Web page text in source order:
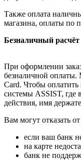
Также оплата
магазина, оплаты по
Безналичный расчёт
При оформлении
безналичной
Card. Чтобы оплатить
системы ASSIST, где
действия, имя
Вам могут отказать
если ваш банк
на карте
банк не